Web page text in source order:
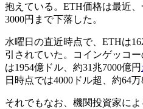
抱えている。ETH価格は最近
3000円まで下落した。
水曜日の直近時点で、ETHは
引されていた。コインゲッコ
は1954億ドル、約31兆7000億円
日時点では4000ドル超、約64
それでもなお、機関投資家に